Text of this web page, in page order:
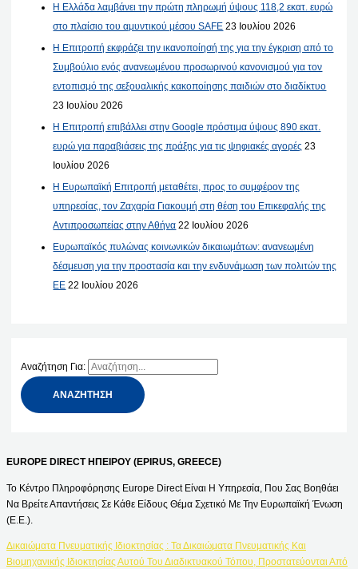
Η Ελλάδα λαμβάνει την πρώτη πληρωμή ύψους 118,2 εκατ. ευρώ
στο πλαίσιο του αμυντικού μέσου SAFE 23 Ιουλίου 2026
Η Επιτροπή εκφράζει την ικανοποίησή της για την έγκριση από το
Συμβούλιο ενός ανανεωμένου προσωρινού κανονισμού για τον
εντοπισμό της σεξουαλικής κακοποίησης παιδιών στο διαδίκτυο
23 Ιουλίου 2026
Η Επιτροπή επιβάλλει στην Google πρόστιμα ύψους 890 εκατ.
ευρώ για παραβιάσεις της πράξης για τις ψηφιακές αγορές 23
Ιουλίου 2026
Η Ευρωπαϊκή Επιτροπή μεταθέτει, προς το συμφέρον της
υπηρεσίας, τον Ζαχαρία Γιακουμή στη θέση του Επικεφαλής της
Αντιπροσωπείας στην Αθήνα 22 Ιουλίου 2026
Ευρωπαϊκός πυλώνας κοινωνικών δικαιωμάτων: ανανεωμένη
δέσμευση για την προστασία και την ενδυνάμωση των πολιτών της
ΕΕ 22 Ιουλίου 2026
Αναζήτηση Για:
EUROPE DIRECT ΗΠΕΙΡΟΥ (EPIRUS, GREECE)
Το Κέντρο Πληροφόρησης Europe Direct Είναι Η Υπηρεσία, Που Σας Βοηθάει
Να Βρείτε Απαντήσεις Σε Κάθε Είδους Θέμα Σχετικό Με Την Ευρωπαϊκή Ένωση
(Ε.Ε.).
Δικαιώματα Πνευματικής Ιδιοκτησίας : Τα Δικαιώματα Πνευματικής Και
Βιομηχανικής Ιδιοκτησίας Αυτού Του Διαδικτυακού Τόπου, Προστατεύονται Από